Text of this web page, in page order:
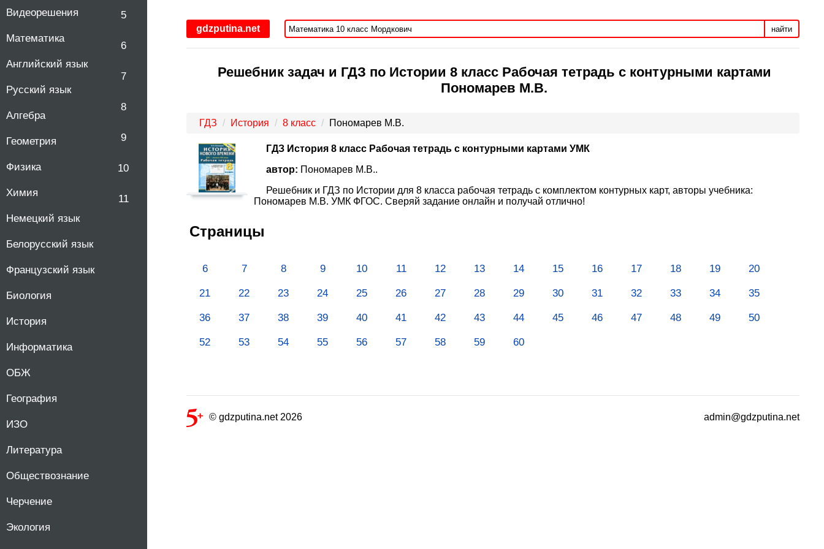
Видеорешения
Математика
Английский язык
Русский язык
Алгебра
Геометрия
Физика
Химия
Немецкий язык
Белорусский язык
Французский язык
Биология
История
Информатика
ОБЖ
География
ИЗО
Литература
Обществознание
Черчение
Экология
5
6
7
8
9
10
11
gdzputina.net найти
Решебник задач и ГДЗ по Истории 8 класс Рабочая тетрадь с контурными картами
Пономарев М.В.
ГДЗ История 8 класс Пономарев М.В.
ГДЗ История 8 класс Рабочая тетрадь с контурными картами УМК
автор: Пономарев М.В..
Решебник и ГДЗ по Истории для 8 класса рабочая тетрадь с комплектом контурных карт, авторы учебника:
Пономарев М.В. УМК ФГОС. Сверяй задание онлайн и получай отлично!
Страницы
6 7 8 9 10 11 12 13 14 15 16 17 18 19 20
21 22 23 24 25 26 27 28 29 30 31 32 33 34 35
36 37 38 39 40 41 42 43 44 45 46 47 48 49 50
52 53 54 55 56 57 58 59 60
© gdzputina.net 2026 admin@gdzputina.net